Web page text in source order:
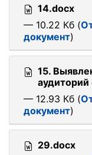
14.docx
— 10.22 Кб (
документ)
15.
аудиторий
— 12.93 Кб (
документ)
29.docx